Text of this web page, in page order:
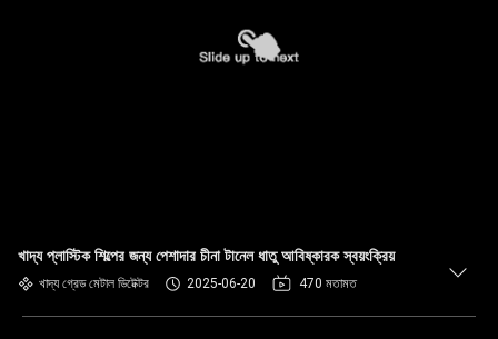
খাদ্য প্লাস্টিক শিল্পের জন্য পেশাদার চীনা টানেল ধাতু আবিষ্কারক স্বয়ংক্রিয়
খাদ্য গ্রেড মেটাল ডিটেক্টর 2025-06-20 470 মতামত